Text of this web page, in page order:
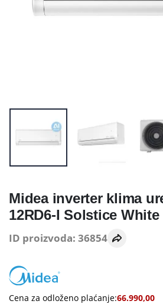
Midea inverter klima
12RD6-I Solstice White
ID proizvoda: 36854
Cena za odloženo plaćanje:66.990,00